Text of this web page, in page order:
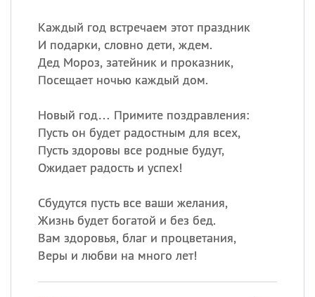
Каждый год встречаем этот праздник
И подарки, словно дети, ждем.
Дед Мороз, затейник и проказник,
Посещает ночью каждый дом.
Новый год… Примите поздравления:
Пусть он будет радостным для всех,
Пусть здоровы все родные будут,
Ожидает радость и успех!
Сбудутся пусть все ваши желания,
Жизнь будет богатой и без бед.
Вам здоровья, благ и процветания,
Веры и любви на много лет!